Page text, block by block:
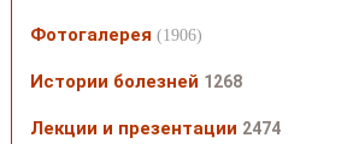
Фотогалерея (1906)
Истории болезней 1268
Лекции и презентации 2474